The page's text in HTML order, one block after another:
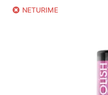
NETURIME